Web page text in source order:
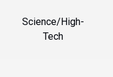
Science/High-
Tech